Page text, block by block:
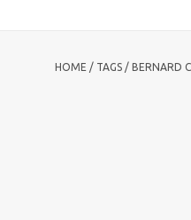
HOME / TAGS / BERNARD